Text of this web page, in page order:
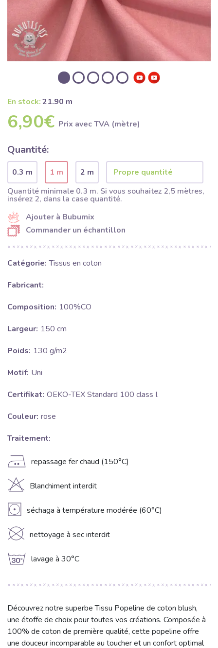
En stock:21.90 m
6,90€ Prix ​​avec TVA (mètre)
Quantité:
0.3 m 1 m
2 m
Quantité minimale 0.3 m. Si vous souhaitez 2,5 mètres,
insérez 2, dans la case quantité.
Ajouter à Bubumix
Commander un échantillon
Catégorie: Tissus en coton
Fabricant:
Composition: 100%CO
Largeur: 150 cm
Poids: 130 g/m2
Motif: Uni
Certifikat: OEKO-TEX Standard 100 class I.
Couleur: rose
Traitement:
E repassage fer chaud (150°C)
H Blanchiment interdit
V séchaga à température modérée (60°C)
K nettoyage à sec interdit
g lavage à 30°C
Découvrez notre superbe Tissu Popeline de coton blush,
une étoffe de choix pour toutes vos créations. Composée à
100% de coton de première qualité, cette popeline offre
une douceur incomparable au toucher et un confort optimal